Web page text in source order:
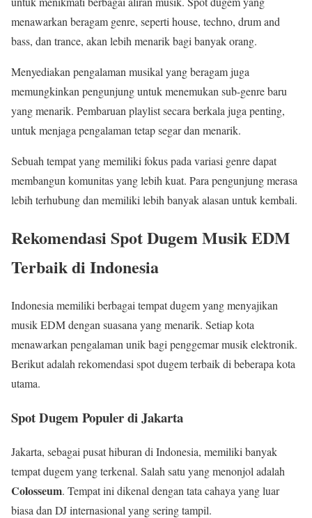
menawarkan beragam genre, seperti house, techno, drum and
bass, dan trance, akan lebih menarik bagi banyak orang.
Menyediakan pengalaman musikal yang beragam juga
memungkinkan pengunjung untuk menemukan sub-genre baru
yang menarik. Pembaruan playlist secara berkala juga penting,
untuk menjaga pengalaman tetap segar dan menarik.
Sebuah tempat yang memiliki fokus pada variasi genre dapat
membangun komunitas yang lebih kuat. Para pengunjung merasa
lebih terhubung dan memiliki lebih banyak alasan untuk kembali.
Rekomendasi Spot Dugem Musik EDM
Terbaik di Indonesia
Indonesia memiliki berbagai tempat dugem yang menyajikan
musik EDM dengan suasana yang menarik. Setiap kota
menawarkan pengalaman unik bagi penggemar musik elektronik.
Berikut adalah rekomendasi spot dugem terbaik di beberapa kota
utama.
Spot Dugem Populer di Jakarta
Jakarta, sebagai pusat hiburan di Indonesia, memiliki banyak
tempat dugem yang terkenal. Salah satu yang menonjol adalah
Colosseum. Tempat ini dikenal dengan tata cahaya yang luar
biasa dan DJ internasional yang sering tampil.